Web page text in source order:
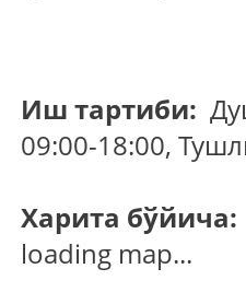
Иш тартиби:
09:00-18:00,
Харита бўйича:
loading map...